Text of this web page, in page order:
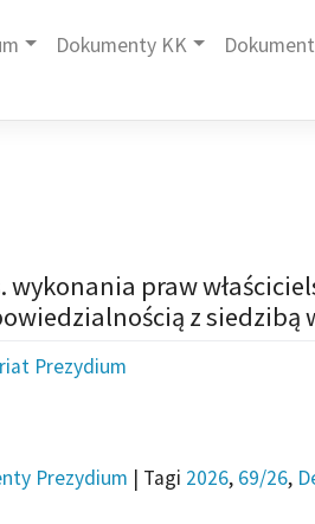
Dokumenty KK
wykonania praw
z siedzibą
Prezydium
Prezydium | Tagi 2026, 69/26,